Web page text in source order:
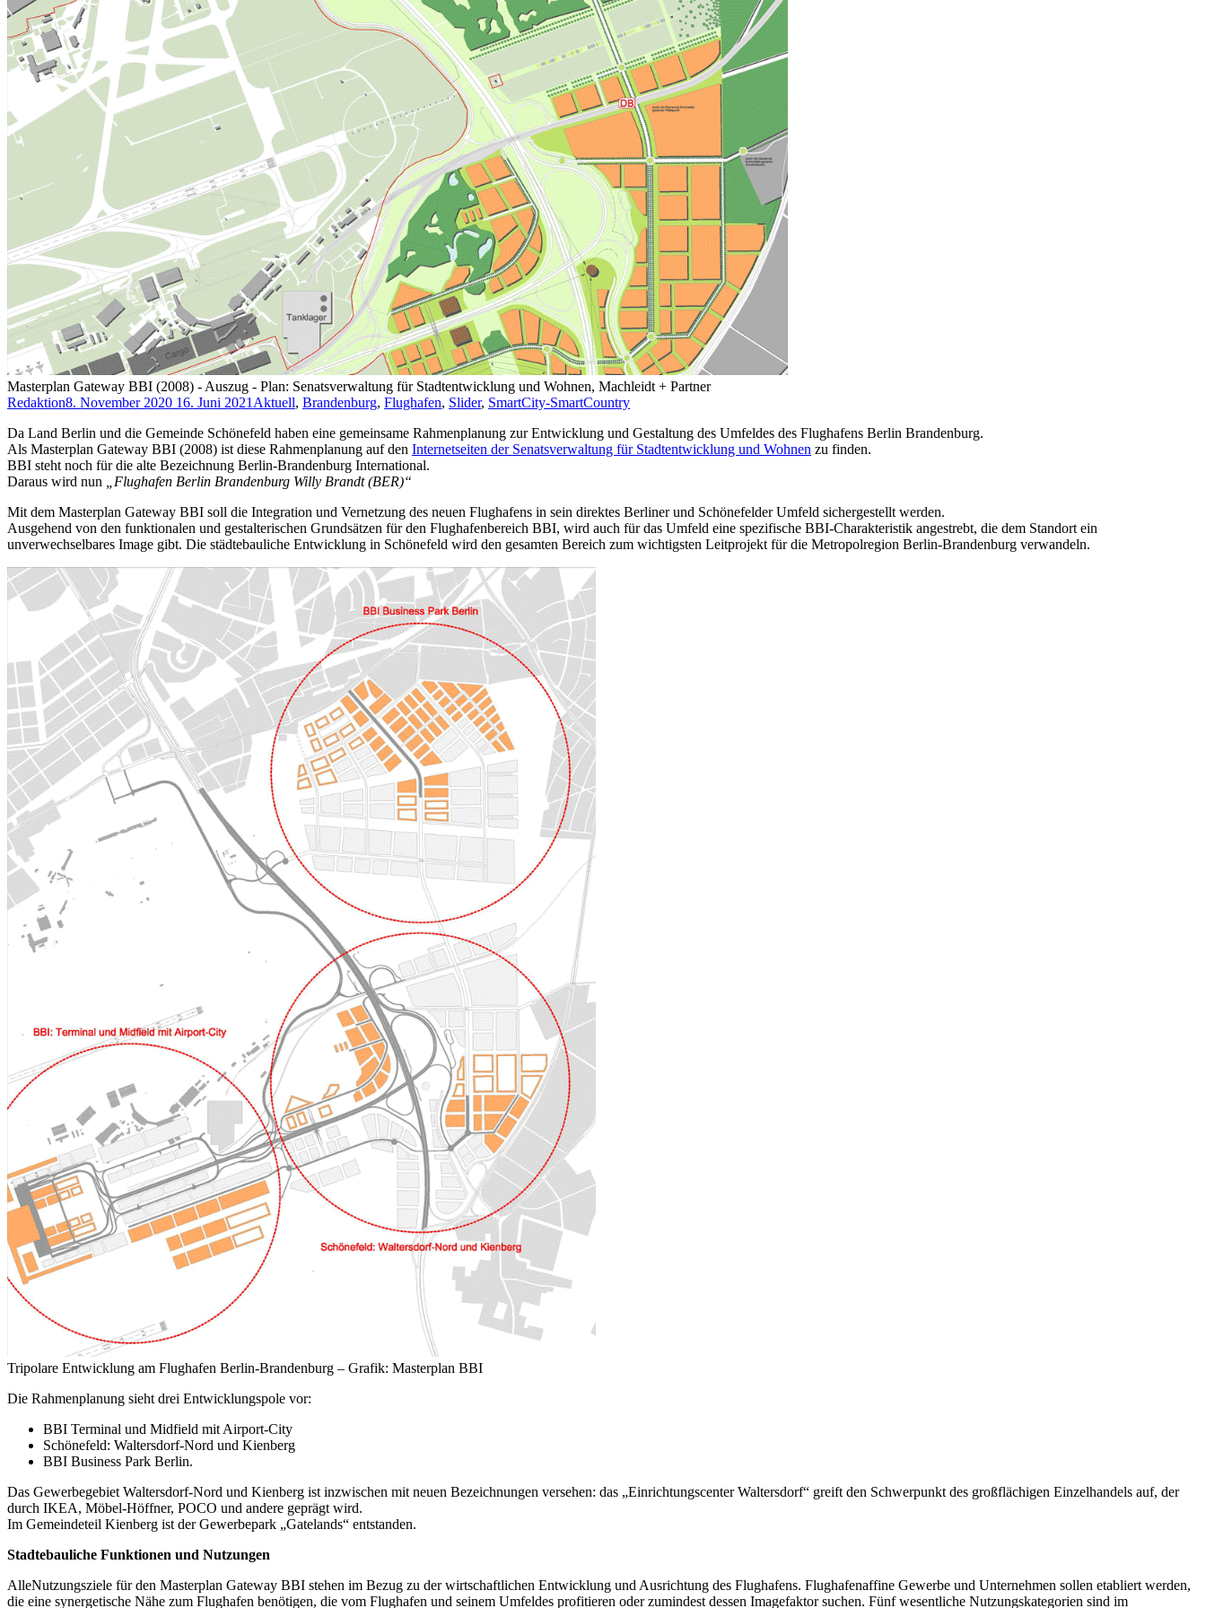
Masterplan Gateway BBI (2008) - Auszug - Plan: Senatsverwaltung für Stadtentwicklung und Wohnen, Machleidt + Partner
Redaktion8. November 2020 16. Juni 2021 Aktuell, Brandenburg, Flughafen, Slider, SmartCity-SmartCountry
Da Land Berlin und die Gemeinde Schönefeld haben eine gemeinsame Rahmenplanung zur Entwicklung und Gestaltung des Umfeldes des Flughafens Berlin Brandenburg.
Als Masterplan Gateway BBI (2008) ist diese Rahmenplanung auf den Internetseiten der Senatsverwaltung für Stadtentwicklung und Wohnen zu finden.
BBI steht noch für die alte Bezeichnung Berlin-Brandenburg International.
Daraus wird nun
„Flughafen Berlin Brandenburg Willy Brandt (BER)“
Mit dem Masterplan Gateway BBI soll die Integration und Vernetzung des neuen Flughafens in sein direktes Berliner und Schönefelder Umfeld sichergestellt werden.
Ausgehend von den funktionalen und gestalterischen Grundsätzen für den Flughafenbereich BBI, wird auch für das Umfeld eine spezifische BBI-Charakteristik angestrebt, die dem Standort ein
unverwechselbares Image gibt. Die städtebauliche Entwicklung in Schönefeld wird den gesamten Bereich zum wichtigsten Leitprojekt für die Metropolregion Berlin-Brandenburg verwandeln.
Tripolare Entwicklung am Flughafen Berlin-Brandenburg – Grafik: Masterplan BBI
Die Rahmenplanung sieht drei Entwicklungspole vor:
BBI Terminal und Midfield mit Airport-City
Schönefeld: Waltersdorf-Nord und Kienberg
BBI Business Park Berlin.
Das Gewerbegebiet Waltersdorf-Nord und Kienberg ist inzwischen mit neuen Bezeichnungen versehen: das „Einrichtungscenter Waltersdorf“ greift den Schwerpunkt des großflächigen Einzelhandels auf, der
durch IKEA, Möbel-Höffner, POCO und andere geprägt wird.
Im Gemeindeteil Kienberg ist der Gewerbepark „Gatelands“ entstanden.
Stadtebauliche Funktionen und Nutzungen
AlleNutzungsziele für den Masterplan Gateway BBI stehen im Bezug zu der wirtschaftlichen Entwicklung und Ausrichtung des Flughafens. Flughafenaffine Gewerbe und Unternehmen sollen etabliert werden,
die eine synergetische Nähe zum Flughafen benötigen, die vom Flughafen und seinem Umfeldes profitieren oder zumindest dessen Imagefaktor suchen. Fünf wesentliche Nutzungskategorien sind im